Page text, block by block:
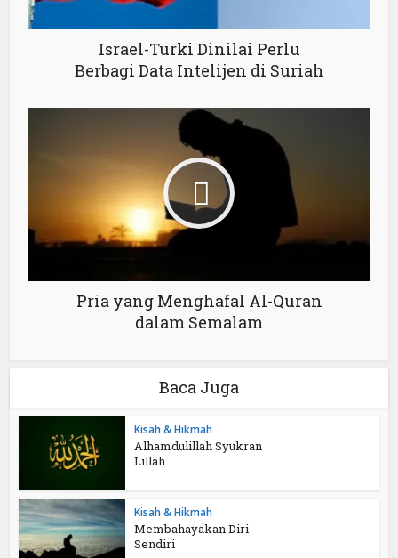
Israel-Turki Dinilai Perlu
Berbagi Data Intelijen di Suriah
Pria yang Menghafal Al-Quran
dalam Semalam
Baca Juga
Kisah & Hikmah
Alhamdulillah Syukran
Lillah
Kisah & Hikmah
Membahayakan Diri
Sendiri